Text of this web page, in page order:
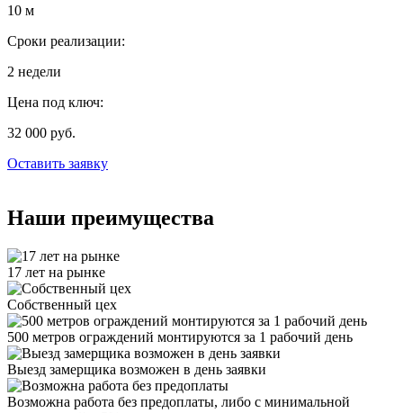
10 м
Сроки реализации:
2 недели
Цена под ключ:
32 000 руб.
Оставить заявку
Наши преимущества
17 лет на рынке
Собственный цех
500 метров ограждений монтируются за 1 рабочий день
Выезд замерщика возможен в день заявки
Возможна работа без предоплаты, либо с минимальной